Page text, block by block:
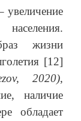
увеличение
жизни
[12]
2020),
наличие
обладает